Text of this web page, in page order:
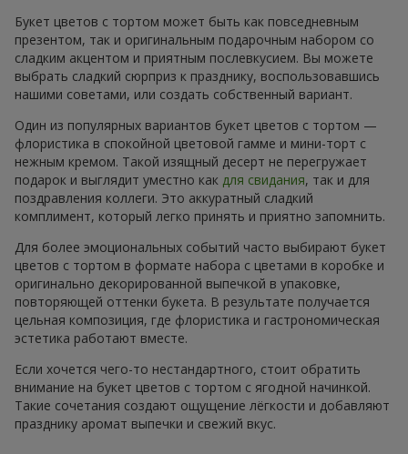
Букет цветов с тортом может быть как повседневным
презентом, так и оригинальным подарочным набором со
сладким акцентом и приятным послевкусием. Вы можете
выбрать сладкий сюрприз к празднику, воспользовавшись
нашими советами, или создать собственный вариант.
Один из популярных вариантов букет цветов с тортом —
флористика в спокойной цветовой гамме и мини-торт с
нежным кремом. Такой изящный десерт не перегружает
подарок и выглядит уместно как для свидания, так и для
поздравления коллеги. Это аккуратный сладкий
комплимент, который легко принять и приятно запомнить.
Для более эмоциональных событий часто выбирают букет
цветов с тортом в формате набора с цветами в коробке и
оригинально декорированной выпечкой в упаковке,
повторяющей оттенки букета. В результате получается
цельная композиция, где флористика и гастрономическая
эстетика работают вместе.
Если хочется чего-то нестандартного, стоит обратить
внимание на букет цветов с тортом с ягодной начинкой.
Такие сочетания создают ощущение лёгкости и добавляют
празднику аромат выпечки и свежий вкус.